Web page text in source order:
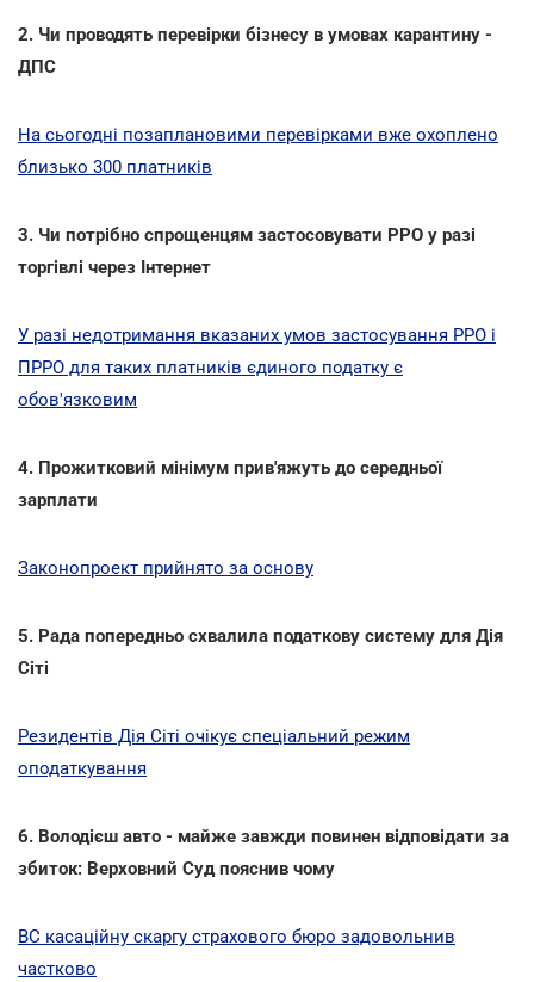
2. Чи проводять перевірки бізнесу в умовах карантину -
ДПС
На сьогодні позаплановими перевірками вже охоплено
близько 300 платників
3. Чи потрібно спрощенцям застосовувати РРО у разі
торгівлі через Інтернет
У разі недотримання вказаних умов застосування РРО і
ПРРО для таких платників єдиного податку є
обов'язковим
4. Прожитковий мінімум прив'яжуть до середньої
зарплати
Законопроект прийнято за основу
5. Рада попередньо схвалила податкову систему для Дія
Сіті
Резидентів Дія Сіті очікує спеціальний режим
оподаткування
6. Володієш авто - майже завжди повинен відповідати за
збиток: Верховний Суд пояснив чому
ВС касаційну скаргу страхового бюро задовольнив
частково